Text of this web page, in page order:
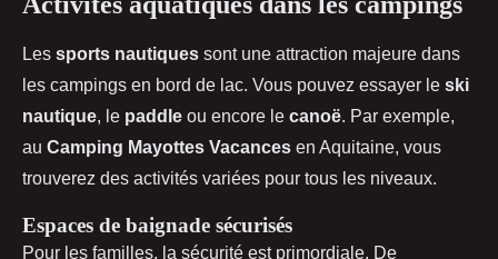
Les sports nautiques sont une attraction majeure dans
les campings en bord de lac. Vous pouvez essayer le ski
nautique, le paddle ou encore le canoë. Par exemple,
au Camping Mayottes Vacances en Aquitaine, vous
trouverez des activités variées pour tous les niveaux.
Espaces de baignade sécurisés
Pour les familles, la sécurité est primordiale. De